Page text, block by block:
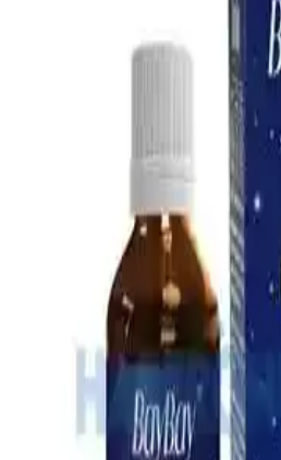
Çözümlerle Bebek Rahatlığı
Bebeklerin gaz sancılarını
gaz ilaçları hakkında bilgi alın. Doğru
Omo Hijyen Ürünleri:
İçin Güvenilir Çözüm
Omo hijyen ürünleri, çocuklar ve ev
hijyen sağlar, çok yönlü ürün
4 Aylık Bebekler İçin Ek
ve Uygulamalar
4 aylık bebekler için ek gıda süreci,
kurallarıyla sağlıklı beslenme
En İyi Bebek Çantası Seçimi:
Ergonomik Modeller Rehberi